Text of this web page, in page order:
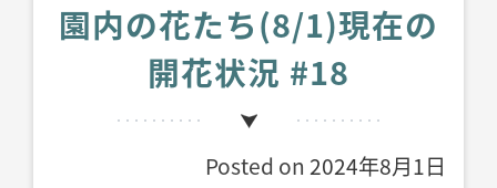
園内の花たち(8/1)現在の
開花状況 #18
Posted on 2024年8月1日